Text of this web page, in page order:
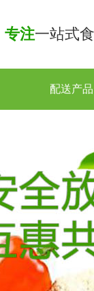
专注一站式
配送产品